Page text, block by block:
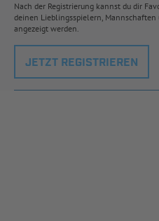
Nach der Registrierung kannst du dir
deinen Lieblingsspielern,
angezeigt werden.
JETZT REGISTRIEREN